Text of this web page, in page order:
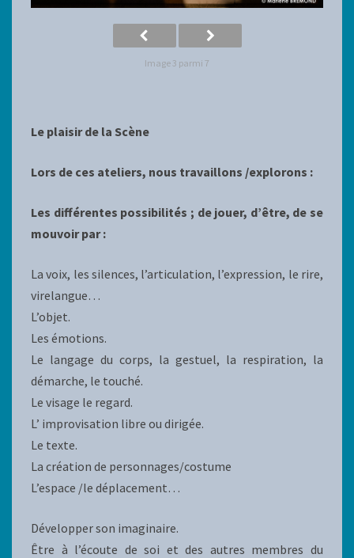
Image 3 parmi 7
Le plaisir de la Scène
Lors de ces ateliers, nous travaillons /explorons :
Les différentes possibilités ; de jouer, d’être, de se
mouvoir par :
La voix, les silences, l’articulation, l’expression, le rire,
virelangue…
L’objet.
Les émotions.
Le langage du corps, la gestuel, la respiration, la
démarche, le touché.
Le visage le regard.
L’ improvisation libre ou dirigée.
Le texte.
La création de personnages/costume
L’espace /le déplacement…
Développer son imaginaire.
Être à l’écoute de soi et des autres membres du